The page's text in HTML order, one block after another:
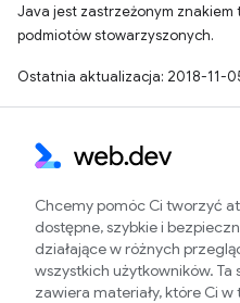
Java jest zastrzeżonym
podmiotów stowarzyszonych.
Ostatnia aktualizacja: 2018-11-
Chcemy pomóc Ci tworzyć
dostępne, szybkie i
działające w różnych
wszystkich użytkowników. Ta
zawiera materiały, które Ci